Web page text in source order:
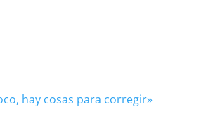
hay cosas para corregir»